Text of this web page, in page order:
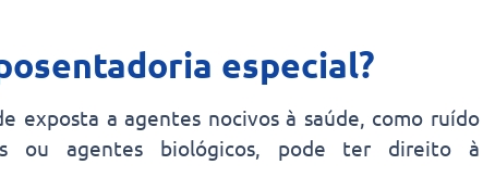
especial?
exposta a agentes nocivos à saúde, como ruído
ou agentes biológicos, pode ter direito à